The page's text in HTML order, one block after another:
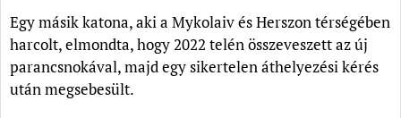
Egy másik katona, aki a Mykolaiv és Herszon térségében
harcolt, elmondta, hogy 2022 telén összeveszett az új
parancsnokával, majd egy sikertelen áthelyezési kérés
után megsebesült.